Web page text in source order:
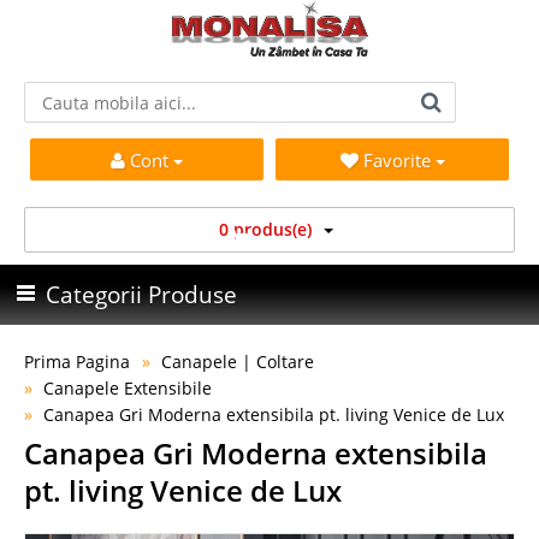
Cont Favorite
0 produs(e)
Categorii Produse
Prima Pagina
Canapele | Coltare
Canapele Extensibile
Canapea Gri Moderna extensibila pt. living Venice de Lux
Canapea Gri Moderna extensibila
pt. living Venice de Lux